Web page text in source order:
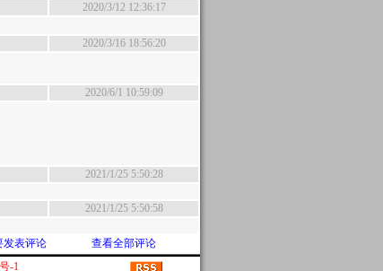
2020/3/12 12:36:17
2020/3/16 18:56:20
2020/6/1 10:59:09
2021/1/25 5:50:28
2021/1/25 5:50:58
发表评论
查看全部评论
-1